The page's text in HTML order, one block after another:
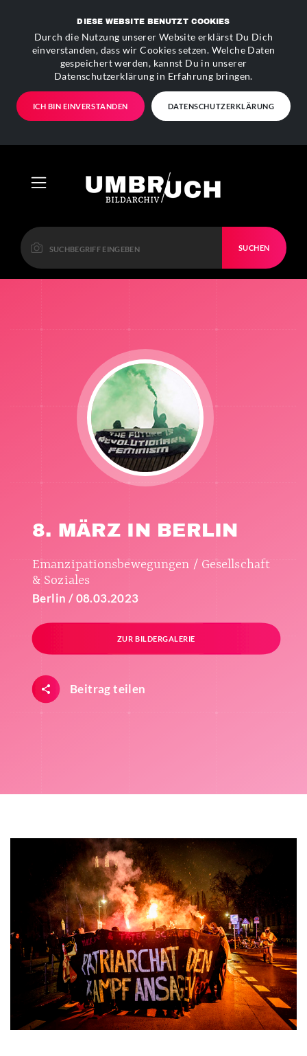
DIESE WEBSITE BENUTZT COOKIES
Durch die Nutzung unserer Website erklärst Du Dich
einverstanden, dass wir Cookies setzen. Welche Daten
gespeichert werden, kannst Du in unserer
Datenschutzerklärung in Erfahrung bringen.
ICH BIN EINVERSTANDEN DATENSCHUTZERKLÄRUNG
SUCHEN
8. MÄRZ IN BERLIN
Emanzipationsbewegungen / Gesellschaft
& Soziales
Berlin / 08.03.2023
ZUR BILDERGALERIE
Beitrag teilen